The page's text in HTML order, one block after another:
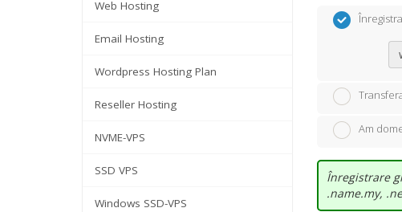
Web Hosting
Email Hosting
Wordpress Hosting Plan
Reseller Hosting
NVME-VPS
SSD VPS
Windows SSD-VPS
Am
Înregistrare
.name.my,